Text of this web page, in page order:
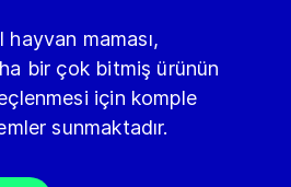
hayvan maması,
bir çok bitmiş ürünün
için komple
sunmaktadır.